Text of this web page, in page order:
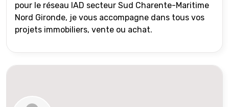
pour le réseau IAD secteur Sud Charente-Maritime
Nord Gironde, je vous accompagne dans tous vos
projets immobiliers, vente ou achat.